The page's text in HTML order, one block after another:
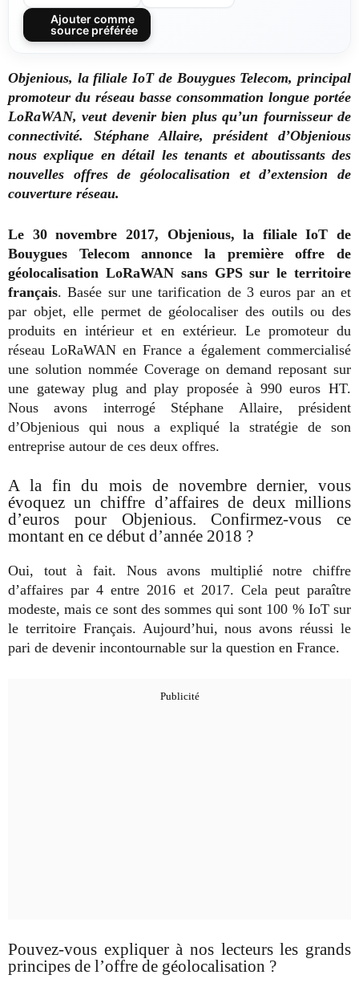
Ajouter comme
source préférée
Objenious, la filiale IoT de Bouygues Telecom, principal
promoteur du réseau basse consommation longue portée
LoRaWAN, veut devenir bien plus qu’un fournisseur de
connectivité. Stéphane Allaire, président d’Objenious
nous explique en détail les tenants et aboutissants des
nouvelles offres de géolocalisation et d’extension de
couverture réseau.
Le 30 novembre 2017, Objenious, la filiale IoT de
Bouygues Telecom annonce la première offre de
géolocalisation LoRaWAN sans GPS sur le territoire
français. Basée sur une tarification de 3 euros par an et
par objet, elle permet de géolocaliser des outils ou des
produits en intérieur et en extérieur. Le promoteur du
réseau LoRaWAN en France a également commercialisé
une solution nommée Coverage on demand reposant sur
une gateway plug and play proposée à 990 euros HT.
Nous avons interrogé Stéphane Allaire, président
d’Objenious qui nous a expliqué la stratégie de son
entreprise autour de ces deux offres.
A la fin du mois de novembre dernier, vous
évoquez un chiffre d’affaires de deux millions
d’euros pour Objenious. Confirmez-vous ce
montant en ce début d’année 2018 ?
Oui, tout à fait. Nous avons multiplié notre chiffre
d’affaires par 4 entre 2016 et 2017. Cela peut paraître
modeste, mais ce sont des sommes qui sont 100 % IoT sur
le territoire Français. Aujourd’hui, nous avons réussi le
pari de devenir incontournable sur la question en France.
Pouvez-vous expliquer à nos lecteurs les grands
principes de l’offre de géolocalisation ?